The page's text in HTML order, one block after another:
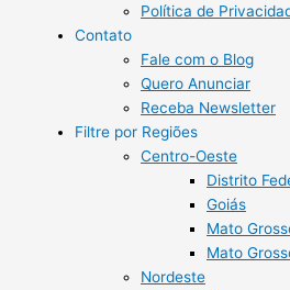
Política de
Contato
Fale com o Blog
Quero Anunciar
Receba Newsletter
Filtre por Regiões
Centro-Oeste
Distrito
Goiás
Mato
Mato
Nordeste